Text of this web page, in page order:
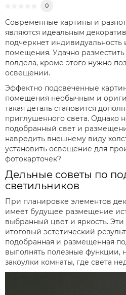
0
Современные картины и
являются идеальным
подчеркнет индивидуальность
помещения. Удачно разместить
полдела, кроме этого нужно
освещении.
Эффектно подсвеченные
помещения необычным и
такая деталь становится
приглушенного света. Однако
подобранный свет и
навредить внешнему виду
установить освещение для
фотокарточек?
Дельные советы по
светильников
При планировке элементов
имеет будущее размещение
выбранный цвет и яркость.
итоговый эстетический
подобранная и размещенная
выполнять полезные функции,
закоулки комнаты, где света